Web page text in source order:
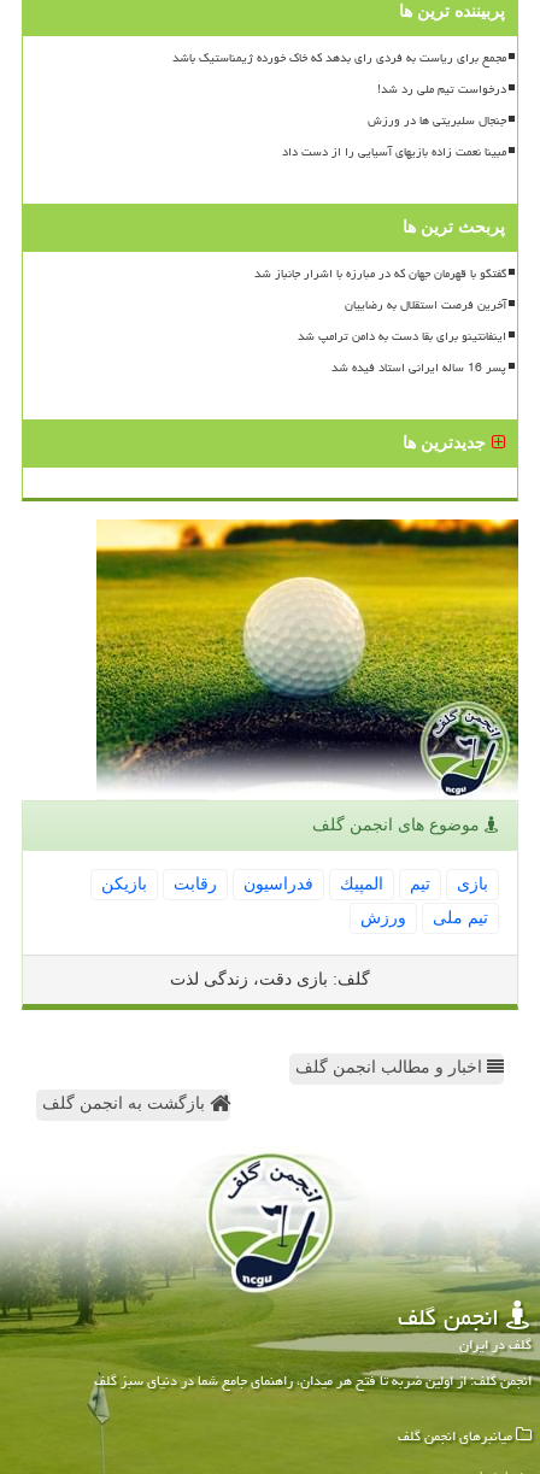
پربیننده ترین ها
مجمع برای ریاست به فردی رای بدهد که خاک خورده ژیمناستیک باشد
درخواست تیم ملی رد شد!
جنجال سلبریتی ها در ورزش
مبینا نعمت زاده بازیهای آسیایی را از دست داد
پربحث ترین ها
گفتگو با قهرمان جهان که در مبارزه با اشرار جانباز شد
آخرین فرصت استقلال به رضاییان
اینفانتینو برای بقا دست به دامن ترامپ شد
پسر 16 ساله ایرانی استاد فیده شد
جدیدترین ها
موضوع های انجمن گلف
بازی تیم المپیك فدراسیون رقابت
بازیكن
تیم ملی
ورزش
گلف: بازی دقت، زندگی لذت
اخبار و مطالب انجمن گلف
بازگشت به انجمن گلف
انجمن گلف
گلف در ایران
انجمن گلف: از اولین ضربه تا فتح هر میدان، راهنمای جامع شما در دنیای سبز گلف
میانبرهای انجمن گلف